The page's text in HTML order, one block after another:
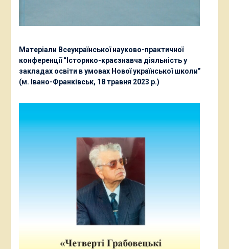
Матеріали Всеукраїнської науково-практичної
конференції “Історико-краєзнавча діяльність у
закладах освіти в умовах Нової української школи”
(м. Івано-Франківськ, 18 травня 2023 р.)